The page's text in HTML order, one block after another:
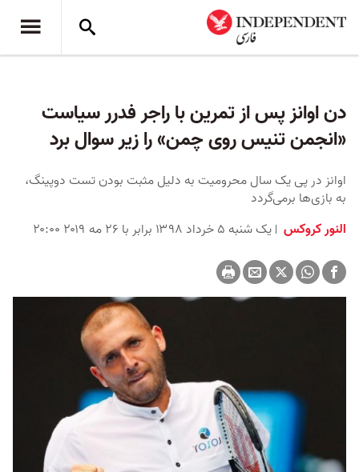
دن اوانز پس از تمرین با راجر فدرر سیاست
«انجمن تنیس روی چمن» را زیر سوال ‌برد
اوانز در پی یک سال محرومیت به دلیل مثبت بودن تست دوپینگ،
به بازی‌ها برمی‌گردد
النور کروکس یک شنبه ۵ خرداد ۱۳۹۸ برابر با ۲۶ مه ۲۰۱۹ ۲۰:۰۰